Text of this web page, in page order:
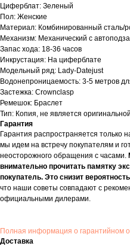
Циферблат: Зеленый
Пол: Женские
Материал: Комбинированный сталь/
Механизм: Механический с
Запас хода: 18-36 часов
Инкрустация: На циферблате
Модельный ряд: Lady-Datejust
Водонепроницаемость: 3-5 метров
Застежка: Crownclasp
Ремешок: Браслет
Тип: Копия, не является
Гарантия
Гарантия распространяется только
мы идем на встречу покупателям и
неосторожного обращения с часами.
внимательно прочитать памятку
покупатель. Это снизит
что наши советы совпадают с
официальными дилерами.
Полная информация о гарантийном
Доставка